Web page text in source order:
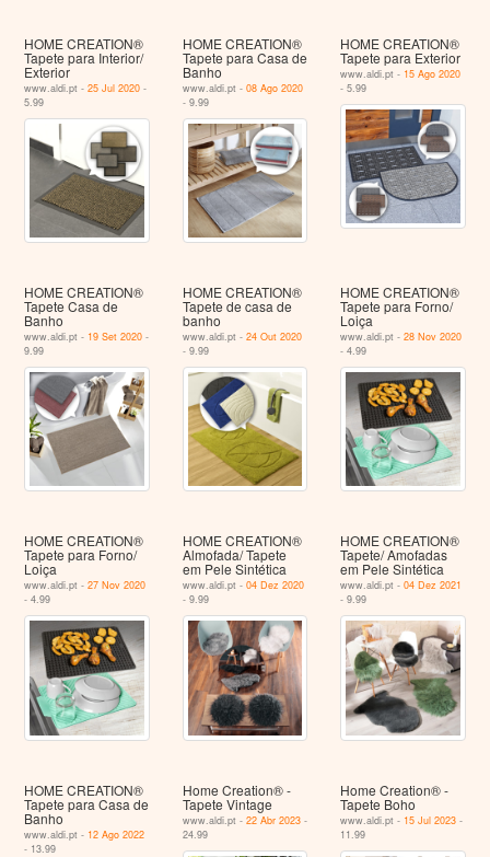
HOME CREATION®
Tapete para Interior/
Exterior
www.aldi.pt -25 Jul 2020 -
5.99
HOME CREATION®
Tapete para Casa de
Banho
www.aldi.pt - 08 Ago 2020
- 9.99
HOME CREATION®
Tapete para Exterior
www.aldi.pt - 15 Ago 2020
- 5.99
HOME CREATION®
Tapete Casa de
Banho
www.aldi.pt - 19 Set 2020 -
9.99
HOME CREATION®
Tapete de casa de
banho
www.aldi.pt - 24 Out 2020
- 9.99
HOME CREATION®
Tapete para Forno/
Loiça
www.aldi.pt -28 Nov 2020
- 4.99
HOME CREATION®
Tapete para Forno/
Loiça
www.aldi.pt -27 Nov 2020
- 4.99
HOME CREATION®
Almofada/ Tapete
em Pele Sintética
www.aldi.pt - 04 Dez 2020
- 9.99
HOME CREATION®
Tapete/ Amofadas
em Pele Sintética
www.aldi.pt -04 Dez 2021
- 9.99
HOME CREATION®
Tapete para Casa de
Banho
www.aldi.pt - 12 Ago 2022
- 13.99
Home Creation® -
Tapete Vintage
www.aldi.pt - 22 Abr 2023-
24.99
Home Creation® -
Tapete Boho
www.aldi.pt - 15 Jul 2023 -
11.99